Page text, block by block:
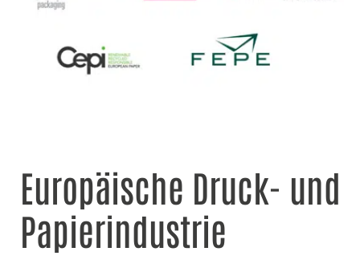
Europäische Druck- und
Papierindustrie